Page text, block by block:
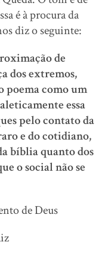
é à procura da
diz o seguinte:
de
dos extremos,
poema como um
essa
pelo contato da
e do cotidiano,
bíblia quanto dos
o social não se
de Deus